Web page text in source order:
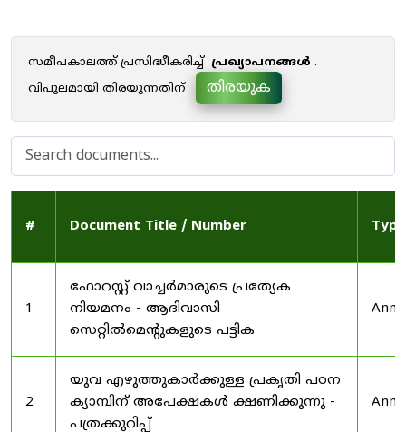
സമീപകാലത്ത് പ്രസിദ്ധീകരിച്ച് പ്രഖ്യാപനങ്ങൾ .
വിപുലമായി തിരയുന്നതിന്
തിരയുക
# Document Title / Number Type
1
ഫോറസ്റ്റ് വാച്ചർമാരുടെ പ്രത്യേക
നിയമനം - ആദിവാസി
സെറ്റിൽമെന്റുകളുടെ പട്ടിക
2
യുവ എഴുത്തുകാർക്കുള്ള പ്രകൃതി പഠന
ക്യാമ്പിന് അപേക്ഷകൾ ക്ഷണിക്കുന്നു -
പത്രക്കുറിപ്പ്